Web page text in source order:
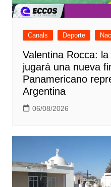
Canals Deporte
Valentina Rocca:
jugará una nueva
Panamericano
Argentina
06/08/2026